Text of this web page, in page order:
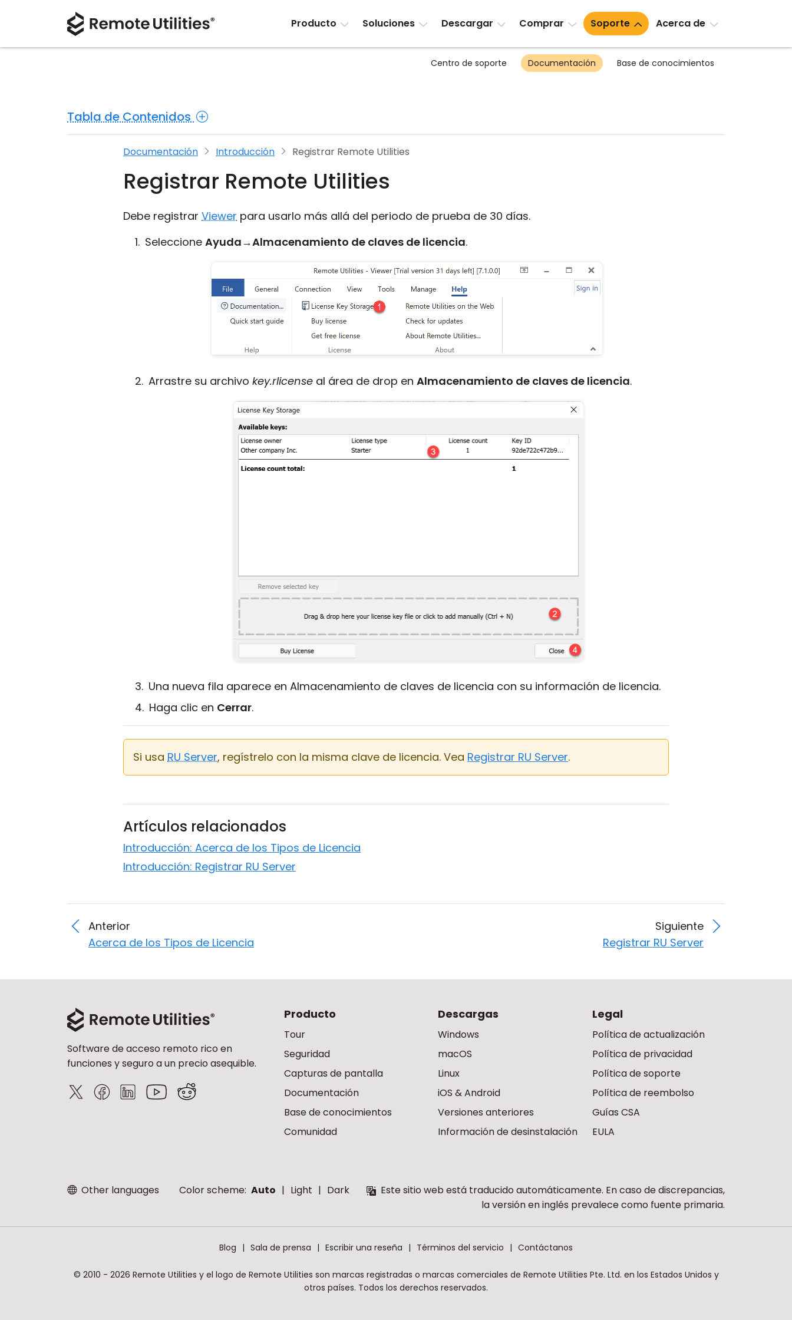
Producto Soluciones Descargar Comprar Soporte Acerca de
Centro de soporte Documentación Base de conocimientos
Tabla de Contenidos
Documentación Introducción Registrar Remote Utilities
Registrar Remote Utilities
Debe registrar Viewer para usarlo más allá del periodo de prueba de 30 días.
Seleccione Ayuda→Almacenamiento de claves de licencia.
Arrastre su archivo key.rlicense al área de drop en Almacenamiento de claves de licencia.
Una nueva fila aparece en Almacenamiento de claves de licencia con su información de licencia.
Haga clic en Cerrar.
Si usa RU Server, regístrelo con la misma clave de licencia. Vea Registrar RU Server.
Artículos relacionados
Introducción: Acerca de los Tipos de Licencia
Introducción: Registrar RU Server
Anterior
Acerca de los Tipos de Licencia
Siguiente
Registrar RU Server
Software de acceso remoto rico en
funciones y seguro a un precio asequible.
Producto
Tour
Seguridad
Capturas de pantalla
Documentación
Base de conocimientos
Comunidad
Descargas
Windows
macOS
Linux
iOS & Android
Versiones anteriores
Información de desinstalación
Legal
Política de actualización
Política de privacidad
Política de soporte
Política de reembolso
Guías CSA
EULA
Other languages Color scheme: Auto Light Dark
Este sitio web está traducido automáticamente. En caso de discrepancias,
la versión en inglés prevalece como fuente primaria.
Blog Sala de prensa Escribir una reseña Términos del servicio Contáctanos
© 2010 - 2026 Remote Utilities y el logo de Remote Utilities son marcas registradas o marcas comerciales de Remote Utilities Pte. Ltd. en los Estados Unidos y
otros países. Todos los derechos reservados.